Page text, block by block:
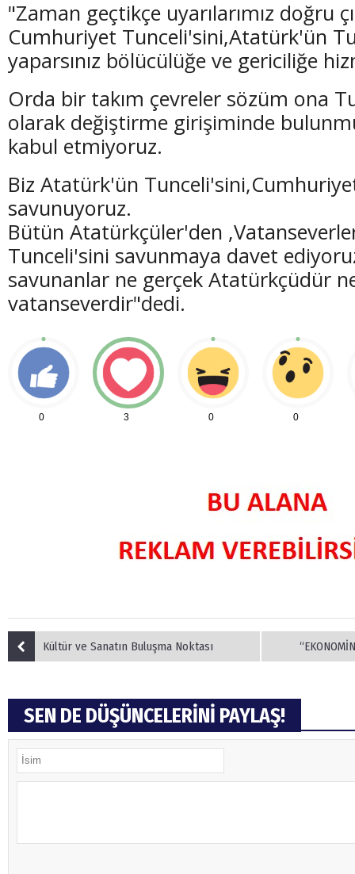
"Zaman geçtikçe uyarılarımız doğru
Cumhuriyet Tunceli'sini,Atatürk'ün
yaparsınız bölücülüğe ve gericiliğe
Orda bir takım çevreler sözüm ona
olarak değiştirme girişiminde
kabul etmiyoruz.
Biz Atatürk'ün
savunuyoruz.
Bütün Atatürkçüler'den
Tunceli'sini savunmaya davet
savunanlar ne gerçek Atatürkçüdür
vatanseverdir"dedi.
0 3 0 0
Kültür ve Sanatın Buluşma Noktası
SEN DE DÜŞÜNCELERİNİ PAYLAŞ!